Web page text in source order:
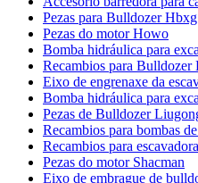
Pezas para Bulldozer Hbxg
Pezas do motor Howo
Bomba hidráulica para
Recambios para Bulldozer
Eixo de engrenaxe da
Bomba hidráulica para
Pezas de Bulldozer
Recambios para bombas
Recambios para
Pezas do motor Shacman
Eixo de embrague de